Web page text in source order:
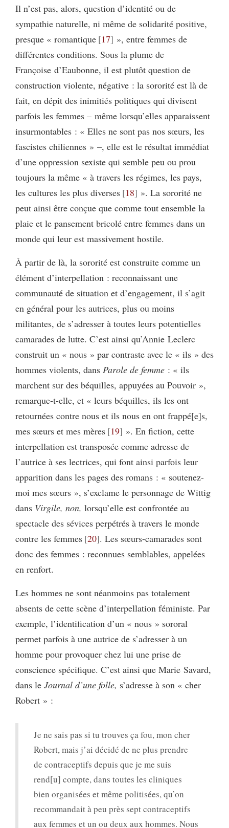
Il n’est pas, alors, question d’identité ou de
sympathie naturelle, ni même de solidarité positive,
presque « romantique 17 », entre femmes de
différentes conditions. Sous la plume de
Françoise d’Eaubonne, il est plutôt question de
construction violente, négative : la sororité est là de
fait, en dépit des inimitiés politiques qui divisent
parfois les femmes – même lorsqu’elles apparaissent
insurmontables : « Elles ne sont pas nos sœurs, les
fascistes chiliennes » –, elle est le résultat immédiat
d’une oppression sexiste qui semble peu ou prou
toujours la même « à travers les régimes, les pays,
les cultures les plus diverses 18 ». La sororité ne
peut ainsi être conçue que comme tout ensemble la
plaie et le pansement bricolé entre femmes dans un
monde qui leur est massivement hostile.
À partir de là, la sororité est construite comme un
élément d’interpellation : reconnaissant une
communauté de situation et d’engagement, il s’agit
en général pour les autrices, plus ou moins
militantes, de s’adresser à toutes leurs potentielles
camarades de lutte. C’est ainsi qu’Annie Leclerc
construit un « nous » par contraste avec le « ils » des
hommes violents, dans Parole de femme : « ils
marchent sur des béquilles, appuyées au Pouvoir »,
remarque-t-elle, et « leurs béquilles, ils les ont
retournées contre nous et ils nous en ont frappé[e]s,
mes sœurs et mes mères 19 ». En fiction, cette
interpellation est transposée comme adresse de
l’autrice à ses lectrices, qui font ainsi parfois leur
apparition dans les pages des romans : « soutenez-
moi mes sœurs », s’exclame le personnage de Wittig
dans Virgile, non, lorsqu’elle est confrontée au
spectacle des sévices perpétrés à travers le monde
contre les femmes 20 . Les sœurs-camarades sont
donc des femmes : reconnues semblables, appelées
en renfort.
Les hommes ne sont néanmoins pas totalement
absents de cette scène d’interpellation féministe. Par
exemple, l’identification d’un « nous » sororal
permet parfois à une autrice de s’adresser à un
homme pour provoquer chez lui une prise de
conscience spécifique. C’est ainsi que Marie Savard,
dans le Journal d’une folle, s’adresse à son « cher
Robert » :
Je ne sais pas si tu trouves ça fou, mon cher
Robert, mais j’ai décidé de ne plus prendre
de contraceptifs depuis que je me suis
rend[u] compte, dans toutes les cliniques
bien organisées et même politisées, qu’on
recommandait à peu près sept contraceptifs
aux femmes et un ou deux aux hommes. Nous